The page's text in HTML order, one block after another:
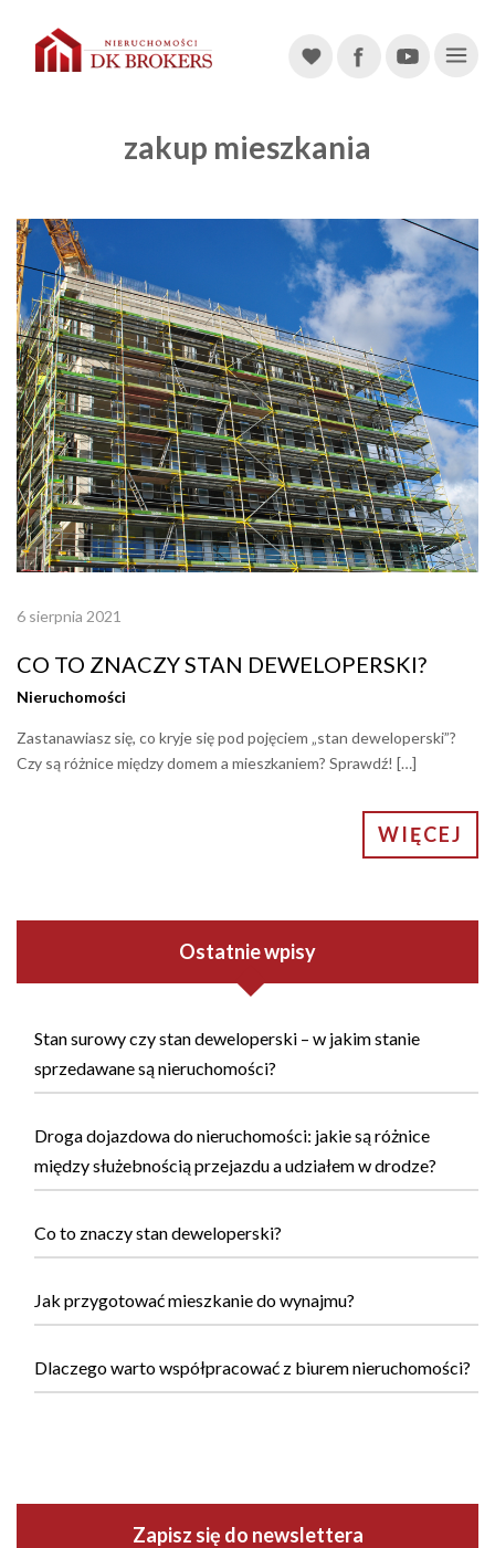
zakup mieszkania
6 sierpnia 2021
CO TO ZNACZY STAN DEWELOPERSKI?
Nieruchomości
Zastanawiasz się, co kryje się pod pojęciem „stan deweloperski”?
Czy są różnice między domem a mieszkaniem? Sprawdź! […]
WIĘCEJ
Ostatnie wpisy
Stan surowy czy stan deweloperski – w jakim stanie
sprzedawane są nieruchomości?
Droga dojazdowa do nieruchomości: jakie są różnice
między służebnością przejazdu a udziałem w drodze?
Co to znaczy stan deweloperski?
Jak przygotować mieszkanie do wynajmu?
Dlaczego warto współpracować z biurem nieruchomości?
Zapisz się do newslettera